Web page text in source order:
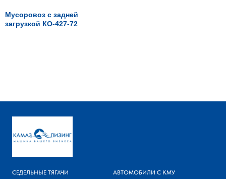
Мусоровоз с задней
загрузкой КО-427-72
СЕДЕЛЬНЫЕ ТЯГАЧИ АВТОМОБИЛИ С КМУ